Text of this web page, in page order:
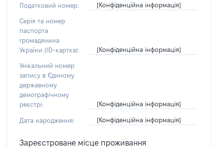
Податковий номер: [Конфіденційна інформація]
Серія та номер
паспорта
громадянина
України (ID-картка):
[Конфіденційна інформація]
Унікальний номер
запису в Єдиному
державному
демографічному
реєстрі:
[Конфіденційна інформація]
Дата народження: [Конфіденційна інформація]
Зареєстроване місце проживання